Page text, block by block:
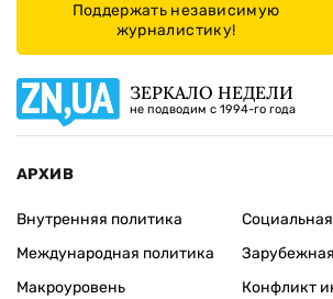
Поддержать независимую
журналистику!
ЗЕРКАЛО НЕДЕЛИ
не подводим с 1994-го года
АРХИВ
Внутренняя политика
Международная политика
Макроуровень
Конфликт